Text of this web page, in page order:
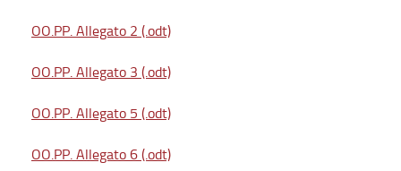
OO.PP. Allegato 2 (.odt)
OO.PP. Allegato 3 (.odt)
OO.PP. Allegato 5 (.odt)
OO.PP. Allegato 6 (.odt)